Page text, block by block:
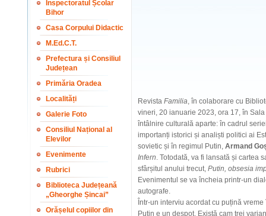
Inspectoratul Școlar
Bihor
Casa Corpului Didactic
M.Ed.C.T.
Prefectura și Consiliul
Județean
Primăria Oradea
Localități
Galerie Foto
Consiliul Național al
Elevilor
Evenimente
Rubrici
Biblioteca Județeană
„Gheorghe Șincai”
Orășelul copiilor din
Revista Familia, în colaborare cu
vineri, 20 ianuarie 2023, ora 17, în
întâlnire culturală aparte: în cadrul
importanți istorici și analiști politici ai
sovietic și în regimul Putin, Armand
Infern. Totodată, va fi lansată și cartea
sfârșitul anului trecut, Putin, obsesia
Evenimentul se va încheia printr-un
autografe.
Într-un interviu acordat cu puțină
Putin e un despot. Există cam trei